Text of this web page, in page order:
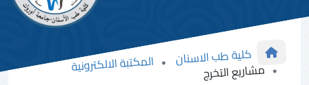
كلية طب الاسنان المكتبة الالكترونية مشاريع التخرج